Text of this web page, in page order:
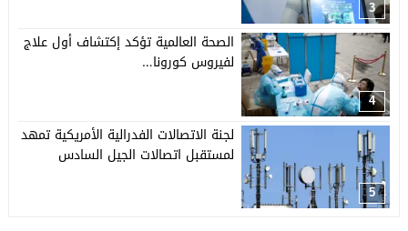
3
4
الصحة العالمية تؤكد إكتشاف أول علاج
لفيروس كورونا…
5
لجنة الاتصالات الفدرالية الأمريكية تمهد
لمستقبل اتصالات الجيل السادس